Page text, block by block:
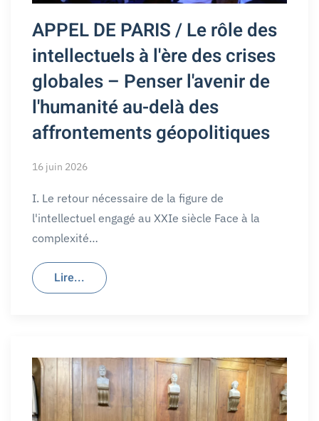
APPEL DE PARIS / Le rôle des
intellectuels à l'ère des crises
globales – Penser l'avenir de
l'humanité au-delà des
affrontements géopolitiques
16 juin 2026
I. Le retour nécessaire de la figure de
l'intellectuel engagé au XXIe siècle Face à la
complexité…
Lire...